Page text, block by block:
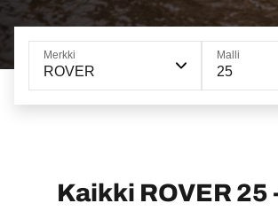
Merkki
ROVER
Malli
25
Kaikki ROVER 25